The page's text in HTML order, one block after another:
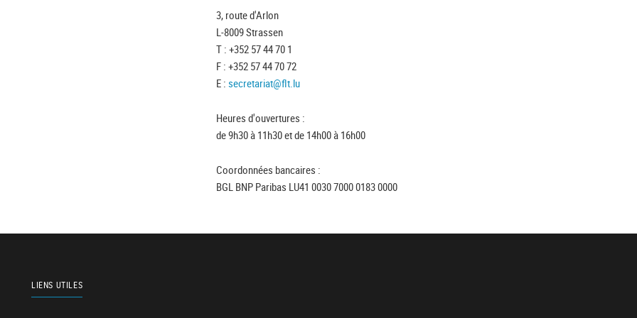
3, route d'Arlon
L-8009 Strassen
T : +352 57 44 70 1
F : +352 57 44 70 72
E : secretariat@flt.lu
Heures d'ouvertures :
de 9h30 à 11h30 et de 14h00 à 16h00
Coordonnées bancaires :
BGL BNP Paribas LU41 0030 7000 0183 0000
LIENS UTILES